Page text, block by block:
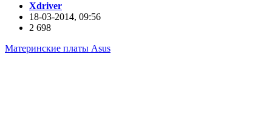
Xdriver
18-03-2014, 09:56
2 698
Материнские платы Asus